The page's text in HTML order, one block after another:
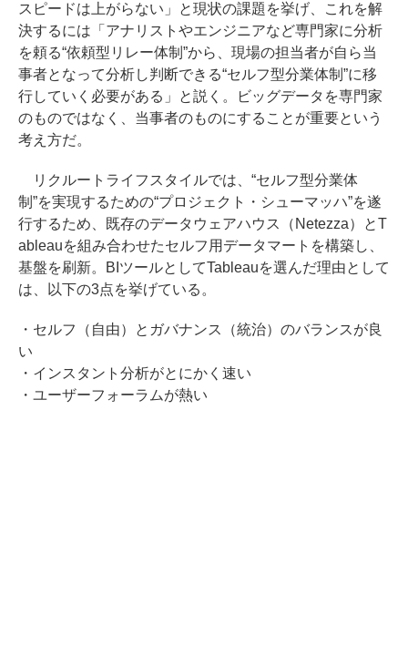
スピードは上がらない」と現状の課題を挙げ、これを解
決するには「アナリストやエンジニアなど専門家に分析
を頼る“依頼型リレー体制”から、現場の担当者が自ら当
事者となって分析し判断できる“セルフ型分業体制”に移
行していく必要がある」と説く。ビッグデータを専門家
のものではなく、当事者のものにすることが重要という
考え方だ。
リクルートライフスタイルでは、“セルフ型分業体
制”を実現するための“プロジェクト・シューマッハ”を遂
行するため、既存のデータウェアハウス（Netezza）とT
ableauを組み合わせたセルフ用データマートを構築し、
基盤を刷新。BIツールとしてTableauを選んだ理由として
は、以下の3点を挙げている。
・セルフ（自由）とガバナンス（統治）のバランスが良
い
・インスタント分析がとにかく速い
・ユーザーフォーラムが熱い